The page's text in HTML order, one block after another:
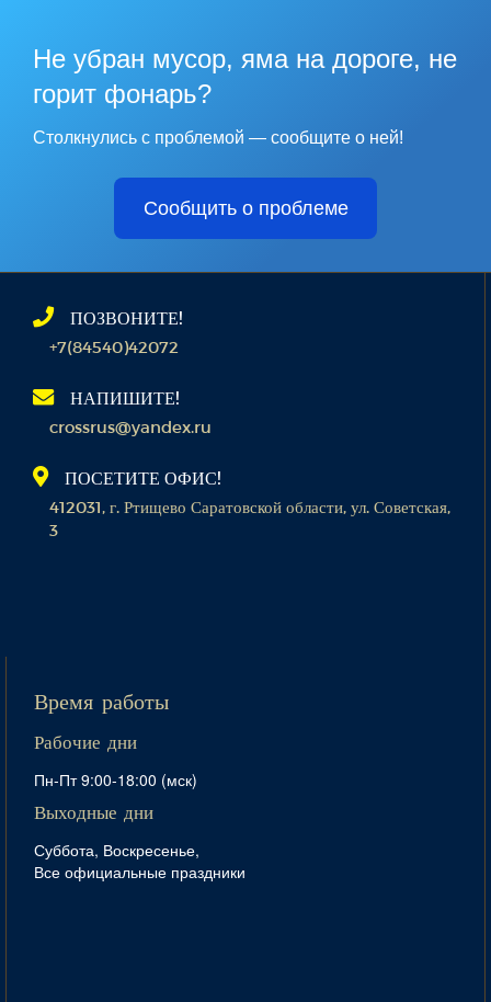
Не убран мусор, яма на дороге, не
горит фонарь?
Столкнулись с проблемой — сообщите о ней!
Сообщить о проблеме
ПОЗВОНИТЕ!
+7(84540)42072
НАПИШИТЕ!
crossrus@yandex.ru
ПОСЕТИТЕ ОФИС!
412031, г. Ртищево Саратовской области, ул. Советская,
3
Время работы
Рабочие дни
Пн-Пт 9:00-18:00 (мск)
Выходные дни
Суббота, Воскресенье,
Все официальные праздники